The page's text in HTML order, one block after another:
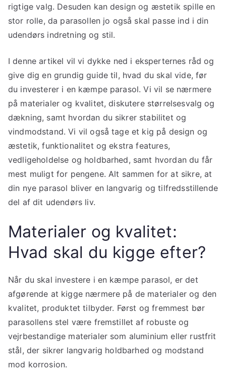
rigtige valg. Desuden kan design og æstetik spille en
stor rolle, da parasollen jo også skal passe ind i din
udendørs indretning og stil.
I denne artikel vil vi dykke ned i eksperternes råd og
give dig en grundig guide til, hvad du skal vide, før
du investerer i en kæmpe parasol. Vi vil se nærmere
på materialer og kvalitet, diskutere størrelsesvalg og
dækning, samt hvordan du sikrer stabilitet og
vindmodstand. Vi vil også tage et kig på design og
æstetik, funktionalitet og ekstra features,
vedligeholdelse og holdbarhed, samt hvordan du får
mest muligt for pengene. Alt sammen for at sikre, at
din nye parasol bliver en langvarig og tilfredsstillende
del af dit udendørs liv.
Materialer og kvalitet:
Hvad skal du kigge efter?
Når du skal investere i en kæmpe parasol, er det
afgørende at kigge nærmere på de materialer og den
kvalitet, produktet tilbyder. Først og fremmest bør
parasollens stel være fremstillet af robuste og
vejrbestandige materialer som aluminium eller rustfrit
stål, der sikrer langvarig holdbarhed og modstand
mod korrosion.